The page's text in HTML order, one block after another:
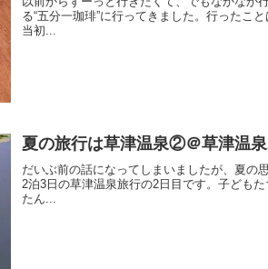
る“五分一珈琲”に行ってきました。行ったこ
当初...
夏の旅行は草津温泉②＠草津温
だいぶ前の話になってしまいましたが、夏の
2泊3日の草津温泉旅行の2日目です。子ども
たん...